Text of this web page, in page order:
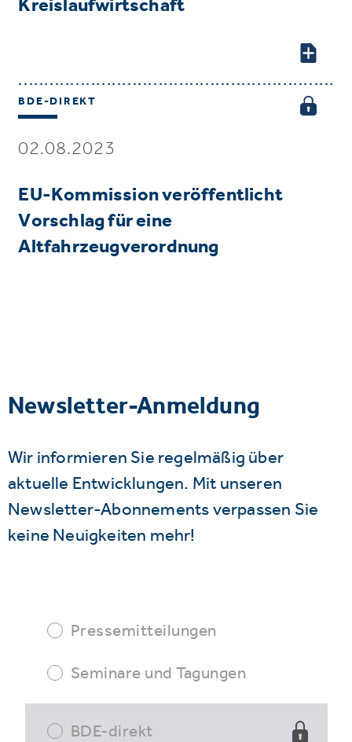
Kreislaufwirtschaft
BDE-DIREKT
02.08.2023
EU-Kommission veröffentlicht
Vorschlag für eine
Altfahrzeugverordnung
Newsletter-Anmeldung
Wir informieren Sie regelmäßig über
aktuelle Entwicklungen. Mit unseren
Newsletter-Abonnements verpassen Sie
keine Neuigkeiten mehr!
Pressemitteilungen
Seminare und Tagungen
BDE-direkt